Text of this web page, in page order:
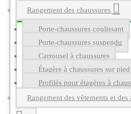
Rangement des chaussures
Porte-chaussures coulissant
Porte-chaussures suspendu
Carrousel à chaussures
Étagère à chaussures sur pied
Profilés pour étagères à
Rangement des vêtements et des